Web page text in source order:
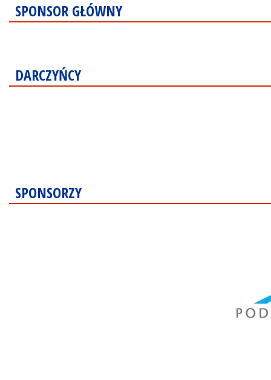
SPONSOR GŁÓWNY
DARCZYŃCY
SPONSORZY